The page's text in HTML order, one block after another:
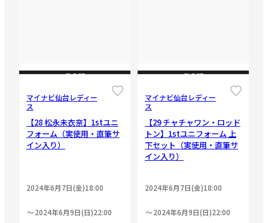
CLOSE
マイナビ仙台レディー
ス
【28 松永未衣奈】1stユニ
フォーム（実使用・直筆サ
イン入り）
2024年6月7日(金)18:00
2024年6月9日(日)22:00
CLOSE
マイナビ仙台レディー
ス
【29 チャチャワン・ロッド
トン】1stユニフォーム 上
下セット（実使用・直筆サ
イン入り）
2024年6月7日(金)18:00
2024年6月9日(日)22:00